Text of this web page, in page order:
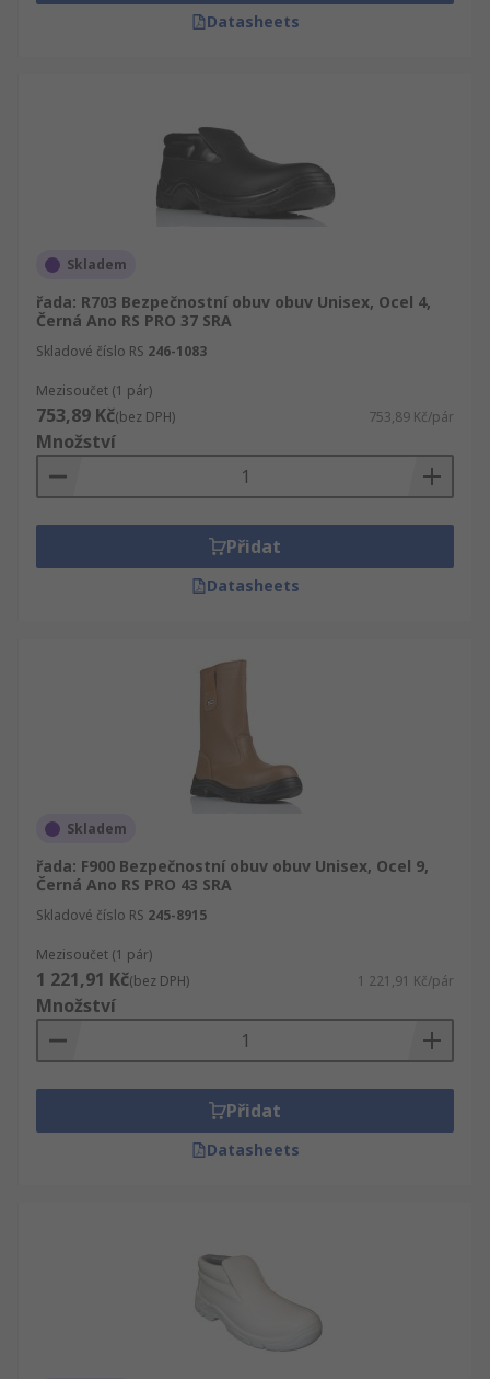
Datasheets
Skladem
řada: R703 Bezpečnostní obuv obuv Unisex, Ocel 4,
Černá Ano RS PRO 37 SRA
Skladové číslo RS 246-1083
Mezisoučet (1 pár)
753,89 Kč(bez DPH) 753,89 Kč/pár
Množství
Přidat
Datasheets
Skladem
řada: F900 Bezpečnostní obuv obuv Unisex, Ocel 9,
Černá Ano RS PRO 43 SRA
Skladové číslo RS 245-8915
Mezisoučet (1 pár)
1 221,91 Kč(bez DPH) 1 221,91 Kč/pár
Množství
Přidat
Datasheets